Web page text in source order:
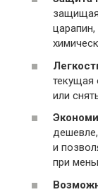
текущая
или
и
при